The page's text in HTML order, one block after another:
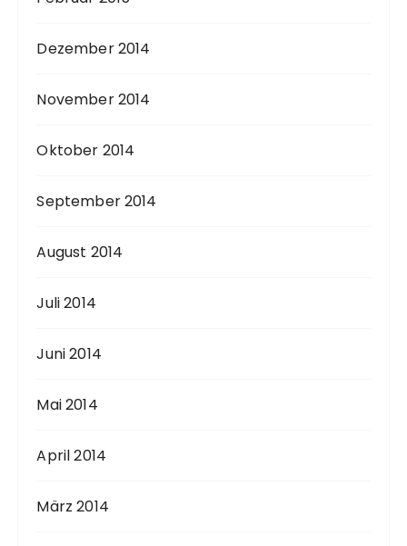
Dezember 2014
November 2014
Oktober 2014
September 2014
August 2014
Juli 2014
Juni 2014
Mai 2014
April 2014
März 2014